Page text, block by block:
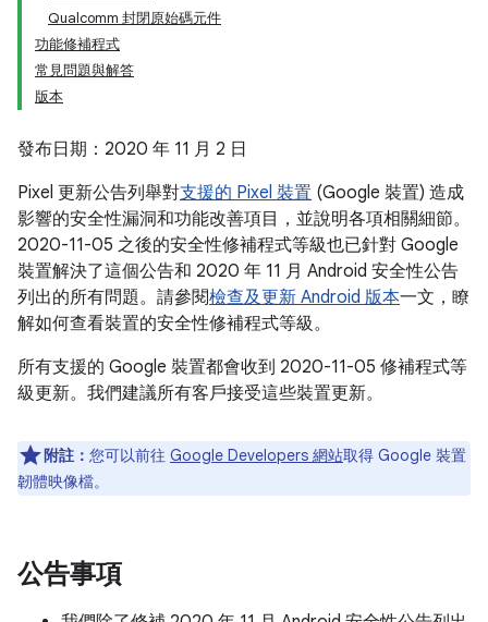
Qualcomm 封閉原始碼元件
功能修補程式
常見問題與解答
版本
發布日期：2020 年 11 月 2 日
Pixel 更新公告列舉對支援的 Pixel 裝置 (Google 裝置) 造成
影響的安全性漏洞和功能改善項目，並說明各項相關細節。
2020-11-05 之後的安全性修補程式等級也已針對 Google
裝置解決了這個公告和 2020 年 11 月 Android 安全性公告
列出的所有問題。請參閱檢查及更新 Android 版本一文，瞭
解如何查看裝置的安全性修補程式等級。
所有支援的 Google 裝置都會收到 2020-11-05 修補程式等
級更新。我們建議所有客戶接受這些裝置更新。
附註： 您可以前往 Google Developers 網站取得 Google 裝置
韌體映像檔。
公告事項